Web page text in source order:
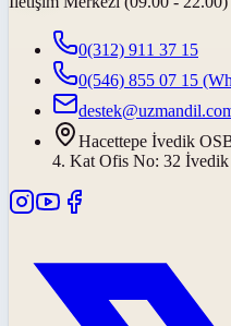
0(312) 911 37 15
0(546) 855 07 15
Hacettepe İvedik
4. Kat Ofis No: 32